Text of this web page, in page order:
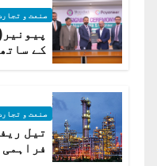
صنعت و
کے
صنعت و
تیل